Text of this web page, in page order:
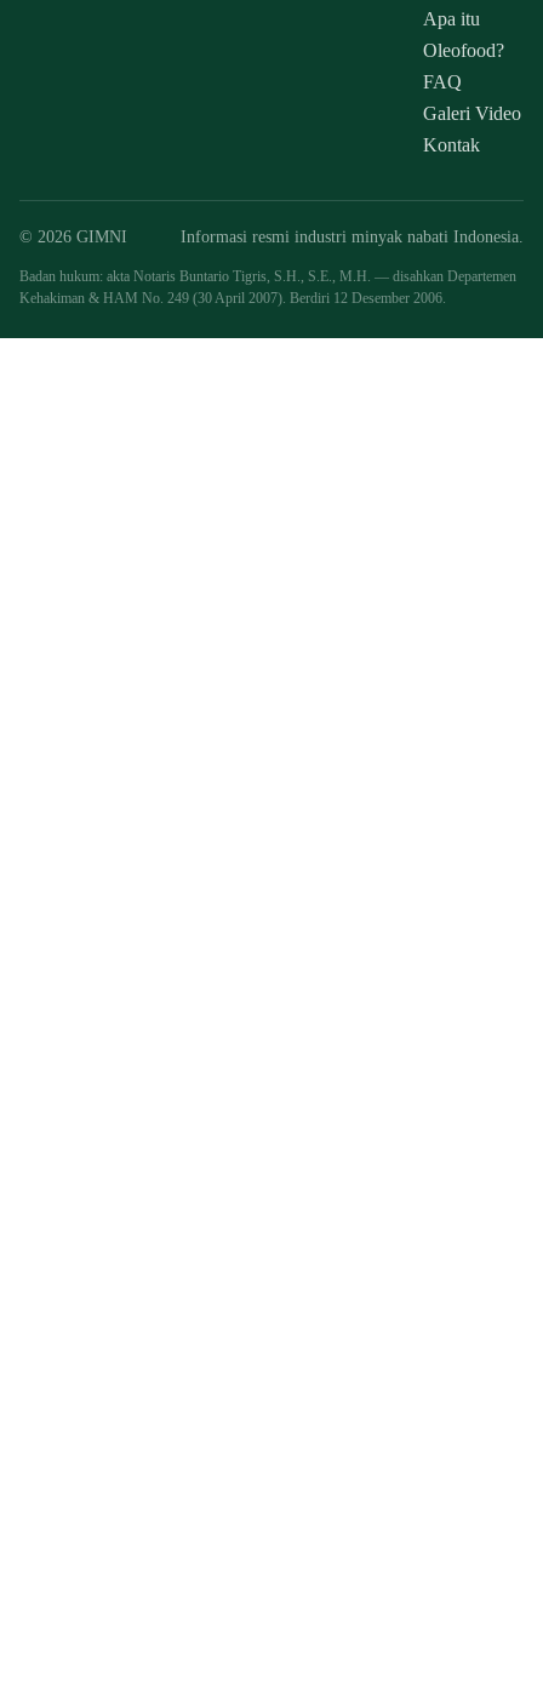
Apa itu
Oleofood?
FAQ
Galeri Video
Kontak
© 2026 GIMNI Informasi resmi industri minyak nabati Indonesia.
Badan hukum: akta Notaris Buntario Tigris, S.H., S.E., M.H. — disahkan Departemen
Kehakiman & HAM No. 249 (30 April 2007). Berdiri 12 Desember 2006.